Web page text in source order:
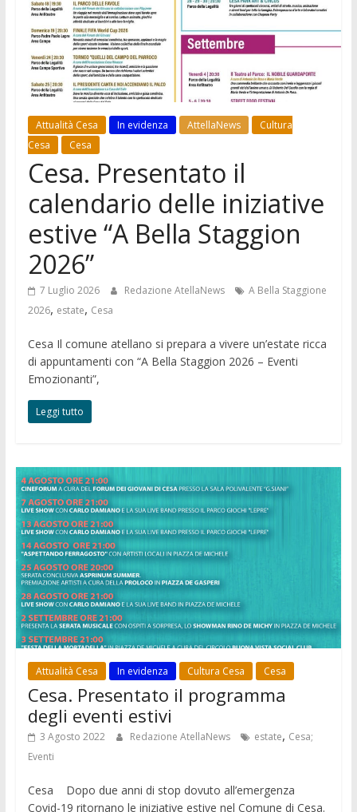
Attualità Cesa In evidenza AttellaNews
Cultura
Cesa
Cesa
Cesa. Presentato il
calendario delle iniziative
estive “A Bella Staggion
2026”
7 Luglio 2026 Redazione AtellaNews
A Bella Staggione
2026, estate, Cesa
Cesa Il comune atellano si prepara a vivere un’estate ricca
di appuntamenti con “A Bella Staggion 2026 – Eventi
Emozionanti”,
Leggi tutto
Attualità Cesa In evidenza Cultura Cesa Cesa
Cesa. Presentato il programma
degli eventi estivi
3 Agosto 2022 Redazione AtellaNews estate, Cesa;
Eventi
Cesa Dopo due anni di stop dovuto all’emergenza
Covid-19 ritornano le iniziative estive nel Comune di Cesa.